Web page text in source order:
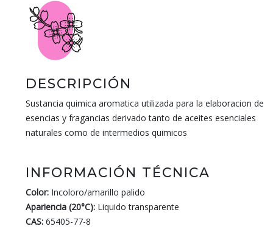
DESCRIPCIÓN
Sustancia quimica aromatica utilizada para la elaboracion de
esencias y fragancias derivado tanto de aceites esenciales
naturales como de intermedios quimicos
INFORMACIÓN TÉCNICA
Color: Incoloro/amarillo palido
Apariencia (20°C): Liquido transparente
CAS: 65405-77-8